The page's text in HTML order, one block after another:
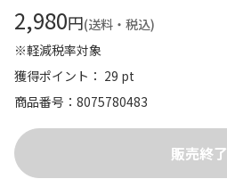
2,980円(送料・税込)
※軽減税率対象
獲得ポイント： 29 pt
商品番号
8075780483